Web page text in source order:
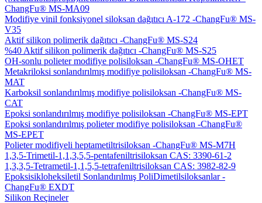
ChangFu® MS-MA09
Modifiye vinil fonksiyonel siloksan dağıtıcı A-172 -ChangFu® MS-
V35
Aktif silikon polimerik dağıtıcı -ChangFu® MS-S24
%40 Aktif silikon polimerik dağıtıcı -ChangFu® MS-S25
OH-sonlu polieter modifiye polisiloksan -ChangFu® MS-OHET
Metakriloksi sonlandırılmış modifiye polisiloksan -ChangFu® MS-
MAT
Karboksil sonlandırılmış modifiye polisiloksan -ChangFu® MS-
CAT
Epoksi sonlandırılmış modifiye polisiloksan -ChangFu® MS-EPT
Epoksi sonlandırılmış polieter modifiye polisiloksan -ChangFu®
MS-EPET
Polieter modifiyeli heptametiltrisiloksan -ChangFu® MS-M7H
1,3,5-Trimetil-1,1,3,5,5-pentafeniltrisiloksan CAS: 3390-61-2
1,3,3,5-Tetrametil-1,1,5,5-tetrafeniltrisiloksan CAS: 3982-82-9
Epoksisikloheksiletil Sonlandırılmış PoliDimetilsiloksanlar -
ChangFu® EXDT
Silikon Reçineler